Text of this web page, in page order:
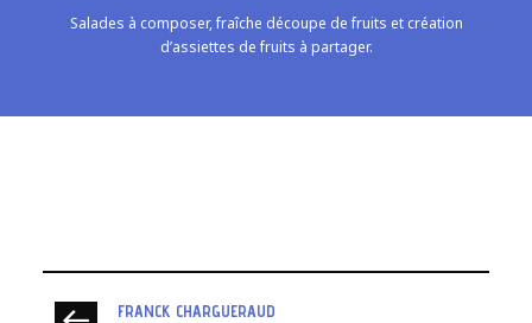
Salades à composer, fraîche découpe de fruits et création
d’assiettes de fruits à partager.
FRANCK CHARGUERAUD